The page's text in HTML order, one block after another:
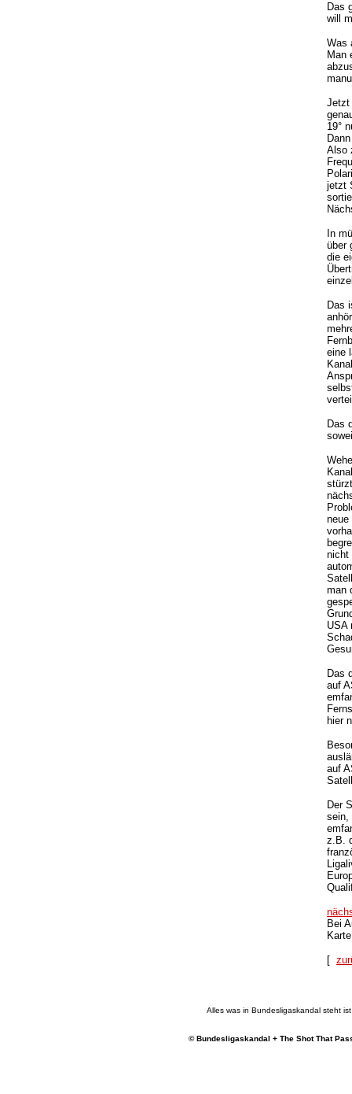
Das
will
Was
Man
Jetzt
19°
Also
jetzt
In
über
die
Das
eine
Das
neue
nicht
man
USA
Das
auf
hier
auf
Der
sein,
z.B.
Bei
Karte
[
Alles was in Bundesligaskandal steht
© Bundesligaskandal + The Shot That